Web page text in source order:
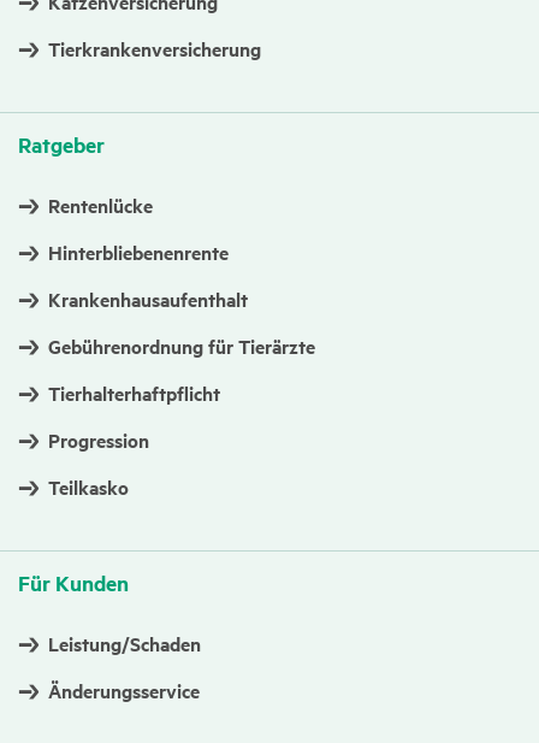
Tierkrankenversicherung
Ratgeber
Rentenlücke
Hinterbliebenenrente
Krankenhausaufenthalt
Gebührenordnung für Tierärzte
Tierhalterhaftpflicht
Progression
Teilkasko
Für Kunden
Leistung/Schaden
Änderungsservice